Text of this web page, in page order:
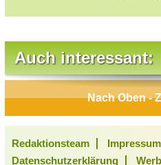
Auch interessant:
Nach Oben -
Redaktionsteam Impressum
Datenschutzerklärung